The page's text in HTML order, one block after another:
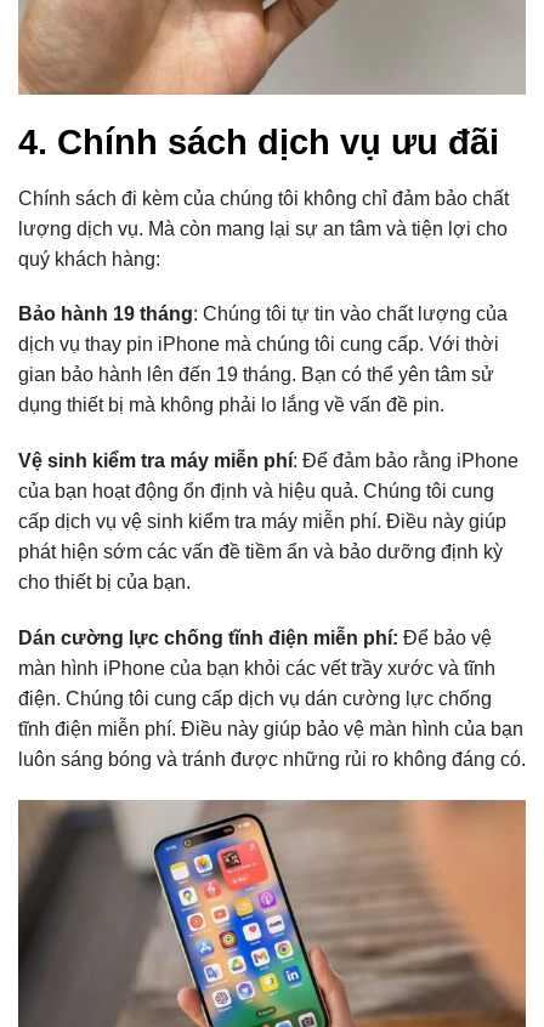
4. Chính sách dịch vụ ưu đãi
Chính sách đi kèm của chúng tôi không chỉ đảm bảo chất
lượng dịch vụ. Mà còn mang lại sự an tâm và tiện lợi cho
quý khách hàng:
Bảo hành 19 tháng: Chúng tôi tự tin vào chất lượng của
dịch vụ thay pin iPhone mà chúng tôi cung cấp. Với thời
gian bảo hành lên đến 19 tháng. Bạn có thể yên tâm sử
dụng thiết bị mà không phải lo lắng về vấn đề pin.
Vệ sinh kiểm tra máy miễn phí: Để đảm bảo rằng iPhone
của bạn hoạt động ổn định và hiệu quả. Chúng tôi cung
cấp dịch vụ vệ sinh kiểm tra máy miễn phí. Điều này giúp
phát hiện sớm các vấn đề tiềm ẩn và bảo dưỡng định kỳ
cho thiết bị của bạn.
Dán cường lực chống tĩnh điện miễn phí: Để bảo vệ
màn hình iPhone của bạn khỏi các vết trầy xước và tĩnh
điện. Chúng tôi cung cấp dịch vụ dán cường lực chống
tĩnh điện miễn phí. Điều này giúp bảo vệ màn hình của bạn
luôn sáng bóng và tránh được những rủi ro không đáng có.